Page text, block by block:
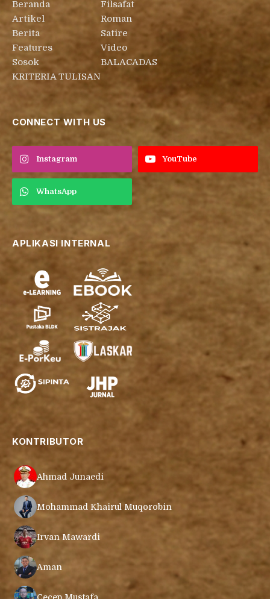
Beranda
Artikel
Berita
Features
Sosok
KRITERIA TULISAN
Filsafat
Roman
Satire
Video
BALACADAS
CONNECT WITH US
Instagram YouTube
WhatsApp
APLIKASI INTERNAL
KONTRIBUTOR
Ahmad Junaedi
Mohammad Khairul Muqorobin
Irvan Mawardi
Aman
Cecep Mustafa